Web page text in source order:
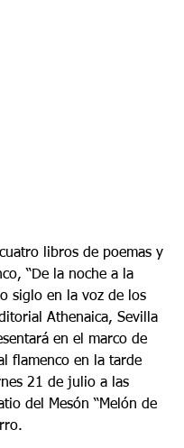
libros de poemas y
“De la noche a la
siglo en la voz de los
Athenaica, Sevilla
en el marco de
flamenco en la tarde
21 de julio a las
del Mesón “Melón de